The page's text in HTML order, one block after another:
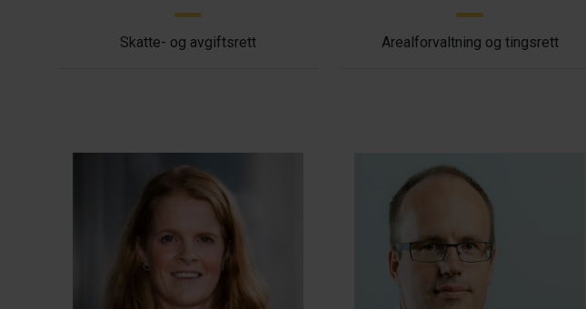
Skatte- og avgiftsrett Arealforvaltning og tingsrett